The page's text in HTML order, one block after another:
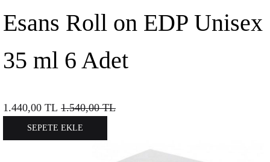
Esans Roll on EDP Unisex
35 ml 6 Adet
1.440,00 TL 1.540,00TL
SEPETE EKLE